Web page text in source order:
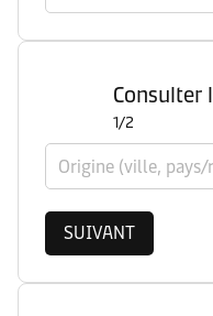
Consulter
1/2
Origine (ville, pays/
SUIVANT